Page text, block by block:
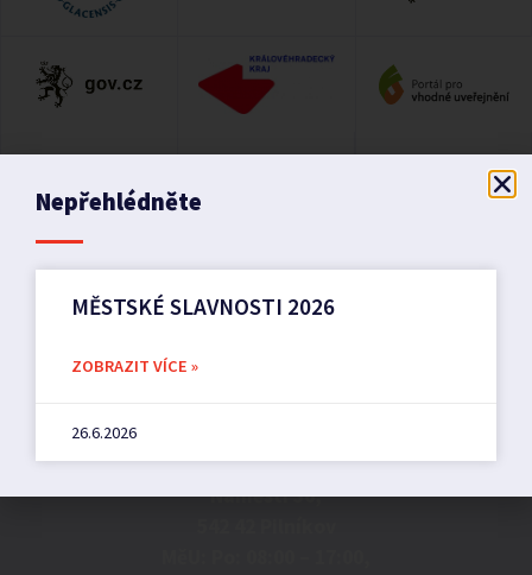
Náměstí 36,
Nepřehlédněte
MĚSTSKÉ SLAVNOSTI 2026
ZOBRAZIT VÍCE »
26.6.2026